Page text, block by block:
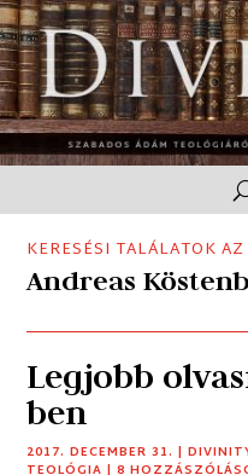
KERESÉSI TALÁLATOK
Andreas
Legjobb
ben
2017. DECEMBER 31. |